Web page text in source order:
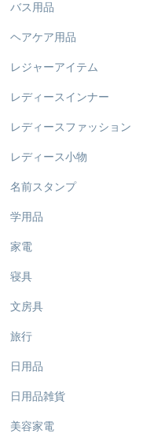
バス用品
ヘアケア用品
レジャーアイテム
レディースインナー
レディースファッション
レディース小物
名前スタンプ
学用品
家電
寝具
文房具
旅行
日用品
日用品雑貨
美容家電